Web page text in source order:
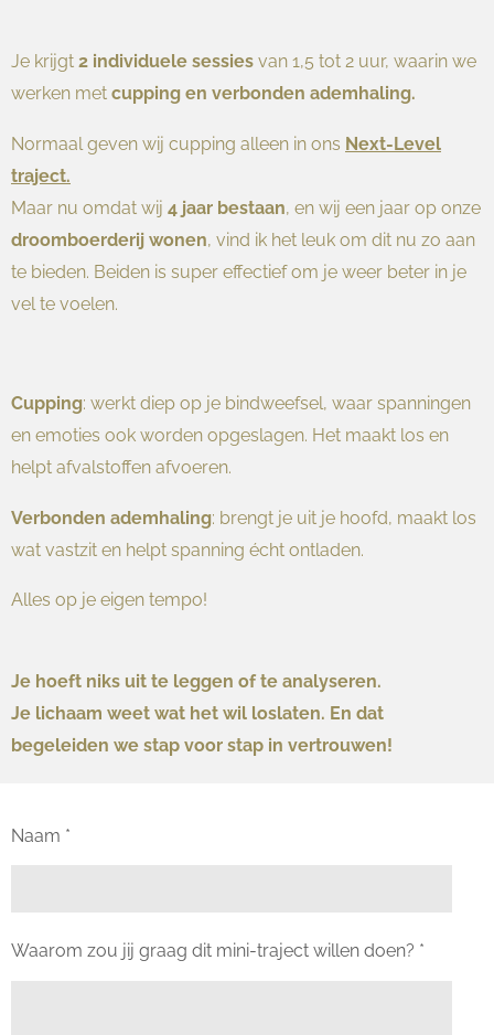
Je krijgt 2 individuele sessies van 1,5 tot 2 uur, waarin we
werken met cupping en verbonden ademhaling.
Normaal geven wij cupping alleen in ons Next-Level
traject.
Maar nu omdat wij 4 jaar bestaan, en wij een jaar op onze
droomboerderij wonen, vind ik het leuk om dit nu zo aan
te bieden. Beiden is super effectief om je weer beter in je
vel te voelen.
Cupping: werkt diep op je bindweefsel, waar spanningen
en emoties ook worden opgeslagen. Het maakt los en
helpt afvalstoffen afvoeren.
Verbonden ademhaling: brengt je uit je hoofd, maakt los
wat vastzit en helpt spanning écht ontladen.
Alles op je eigen tempo!
Je hoeft niks uit te leggen of te analyseren.
Je lichaam weet wat het wil loslaten. En dat
begeleiden we stap voor stap in vertrouwen!
Naam *
Waarom zou jij graag dit mini-traject willen doen? *